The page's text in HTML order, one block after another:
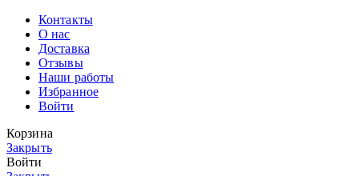
Контакты
О нас
Доставка
Отзывы
Наши работы
Избранное
Войти
Корзина
Закрыть
Войти